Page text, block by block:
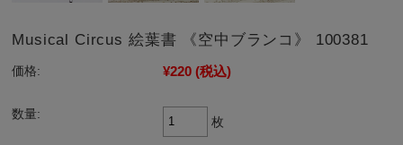
Musical Circus 絵葉書 《空中ブランコ》 100381
価格: ¥220 (税込)
数量:
枚